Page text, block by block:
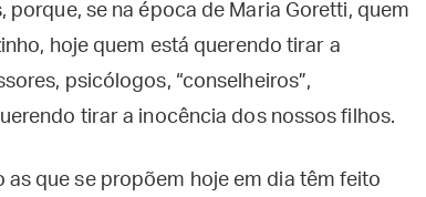
porque, se na época de Maria Goretti, quem
hoje quem está querendo tirar a
psicólogos, “conselheiros”,
tirar a inocência dos nossos filhos.
que se propõem hoje em dia têm feito